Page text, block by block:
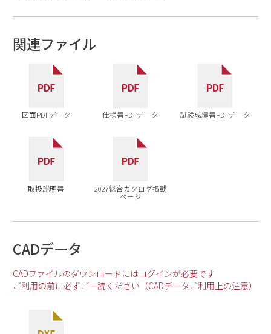
関連ファイル
図面PDFデータ 仕様書PDFデータ 試験成績書PDFデータ
取扱説明書
2027総合カタログ掲載
ページ
CADデータ
CADファイルのダウンロードにはログインが必要です
ご利用の前に必ずご一読ください（CADデータご利用上の注意）